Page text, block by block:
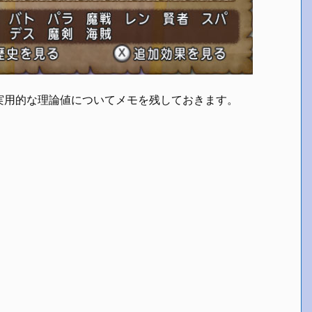
的な理論値についてメモを残しておきます。